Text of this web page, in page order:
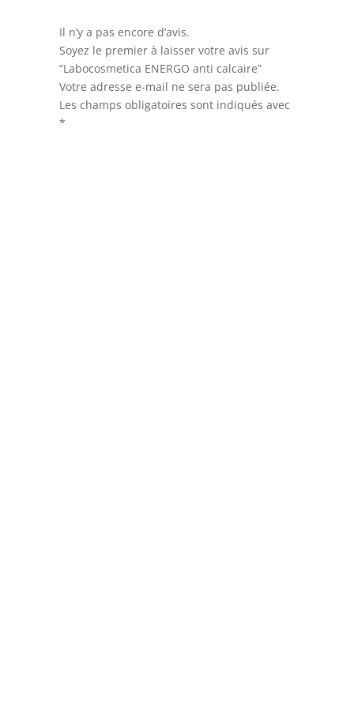
Il n’y a pas encore d’avis.
Soyez le premier à laisser votre avis sur
“Labocosmetica ENERGO anti calcaire”
Votre adresse e-mail ne sera pas publiée.
Les champs obligatoires sont indiqués avec
*